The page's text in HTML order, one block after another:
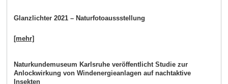
Glanzlichter 2021 – Naturfotoaussstellung
[mehr]
Naturkundemuseum Karlsruhe veröffentlicht Studie zur
Anlockwirkung von Windenergieanlagen auf nachtaktive
Insekten